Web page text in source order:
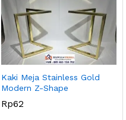
Kaki Meja Stainless Gold
Modern Z-Shape
Rp62